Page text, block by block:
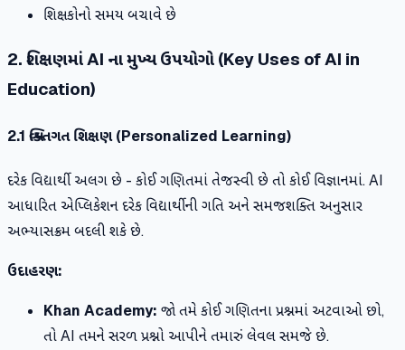
શિક્ષકોનો સમય બચાવે છે
2. શિક્ષણમાં AI ના મુખ્ય ઉપયોગો (Key Uses of AI in
Education)
2.1 વ્યક્તિગત શિક્ષણ (Personalized Learning)
દરેક વિદ્યાર્થી અલગ છે - કોઈ ગણિતમાં તેજસ્વી છે તો કોઈ વિજ્ઞાનમાં. AI
આધારિત એપ્લિકેશન દરેક વિદ્યાર્થીની ગતિ અને સમજશક્તિ અનુસાર
અભ્યાસક્રમ બદલી શકે છે.
ઉદાહરણ:
Khan Academy: જો તમે કોઈ ગણિતના પ્રશ્નમાં અટવાઓ છો,
તો AI તમને સરળ પ્રશ્નો આપીને તમારું લેવલ સમજે છે.